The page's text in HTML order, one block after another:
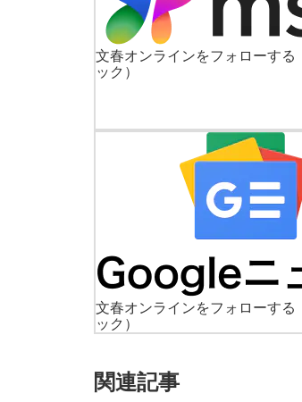
文春オンラインをフォローする
ック）
文春オンラインをフォローする
ック）
関連記事